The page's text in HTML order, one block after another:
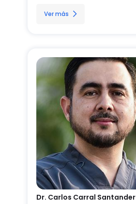
Ver más
Dr. Carlos Carral Santander